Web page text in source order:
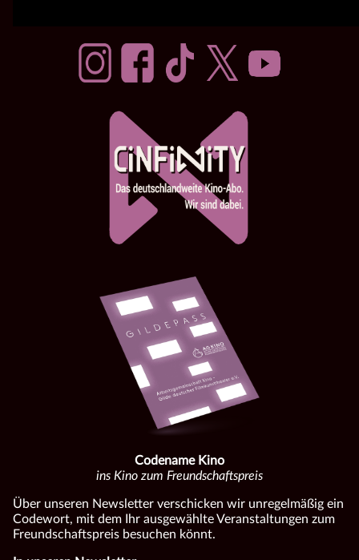
Codename Kino
ins Kino zum Freundschaftspreis
Über unseren Newsletter verschicken wir unregelmäßig ein
Codewort, mit dem Ihr ausgewählte Veranstaltungen zum
Freundschaftspreis besuchen könnt.